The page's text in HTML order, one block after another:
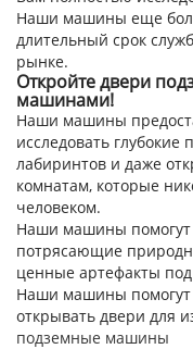
Наши машины еще
длительный срок
рынке.
Откройте двери
машинами!
Наши машины
исследовать
лабиринтов и даже
комнатам, которые
человеком.
Наши машины
потрясающие
ценные артефакты
Наши машины помогут
открывать двери для
подземные машины